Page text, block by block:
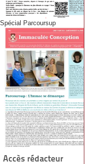
Spécial Parcoursup
Accès rédacteur